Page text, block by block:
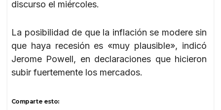
discurso el miércoles.
La posibilidad de que la inflación se modere sin
que haya recesión es «muy plausible», indicó
Jerome Powell, en declaraciones que hicieron
subir fuertemente los mercados.
Comparte esto: